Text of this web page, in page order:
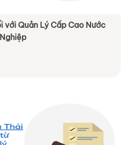
với Quản Lý Cấp Cao Nước